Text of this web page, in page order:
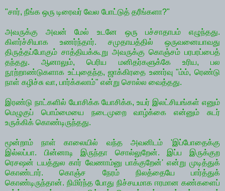
"சார், நீங்க ஒரு டிரைவர் வேல போட்டுத் தரீங்களா?"
அவருக்கு அவன் மேல் உடனே ஒரு பச்சாதாபம் எழுந்தது.
கிளர்ச்சியாக உணர்ந்தார். சமுதாயத்தில் ஒருவனையாவது
திருத்தப்போகும் சாத்தியக்கூறு அவருக்கு கொஞ்சம் பரபரப்பைத்
தந்தது. ஆனாலும், பெரிய மனிதர்களுக்கே உரிய, பல
நூற்றாண்டுகளாக உட்புதைந்த, ஜாக்கிரதை உணர்வு "ம்ம், ரெண்டு
நாள் கழிச்சு வா, பார்க்கலாம்" என்று சொல்ல வைத்தது.
இரண்டு நாட்களில் யோசிக்க யோசிக்க, உயர் இலட்சியங்கள் எனும்
மெழுகுப் பொம்மையை நடைமுறை வாழ்க்கை என்னும் சுடர்
உருக்கிக் கொண்டிருந்தது.
மூன்றாம் நாள் காலையில் வந்த அவனிடம் 'இப்போதைக்கு
இல்லப்பா. பின்னாடி இருந்தா சொல்லுறேன். இப்ப இருக்குற
ரெசஷன் டயத்துல கார் வேணாம்னு பாக்குறேன்' என்று முடித்துக்
கொண்டார். கொஞ்ச நேரம் நிலத்தையே பார்த்துக்
கொண்டிருந்தான். நிமிர்ந்த போது நிச்சயமாக ஈரமான கண்களைப்